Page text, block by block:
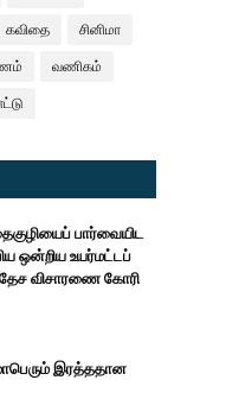
கவிதை சினிமா
வணிகம்
பார்வையிட
ஒன்றிய உயர்மட்டப்
விசாரணை கோரி
இரத்ததான